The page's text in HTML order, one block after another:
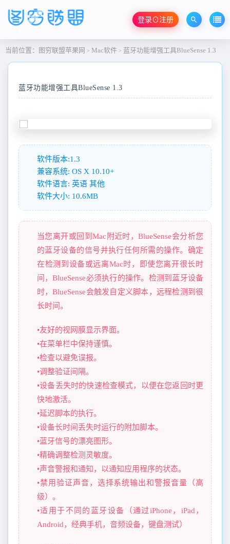
登录⊙注册
当前位置： 图穷联盟苹果网 > Mac软件 > 蓝牙功能增强工具BlueSense 1.3
蓝牙功能增强工具BlueSense 1.3
软件版本:1.3
兼容系统: OS X 10.10+
软件语言: 英语 其他
软件大小: 10.6MB
当您离开或回到Mac附近时，BlueSense会分析您
的蓝牙设备的信号并执行任何所需的操作。确定
在检测到设备或远离Mac时，即使您离开很长时
间，BlueSense必须执行的操作。检测到蓝牙设备
时，BlueSense会触发自定义脚本，远程检测到很
长时间。
•友好的视网膜显示界面。
•在菜单栏中保持谨慎。
•检查以避免误报。
•调整验证间隔。
•设备丢失时的快速检查模式，以便在您返回时更
快地激活。
•延迟脚本的执行。
•设备长时间丢失时运行的附加脚本。
•蓝牙信号的漂亮图形。
•精确调整检测灵敏度。
•声音警报和通知，以通知应用程序的状态。
•禁用验证声音，选择系统输出和警报音量（高
级）。
•适用于不同的蓝牙设备（通过iPhone，iPad，
Android，经典手机，音频设备，键盘测试）